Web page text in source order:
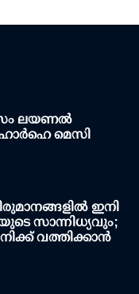
ലയണൽ
മെസി
ഇനി
സാന്നിധ്യവും;
വത്തിക്കാൻ